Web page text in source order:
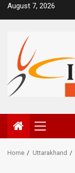
SkipAugust 7, 2026
Primary
Menu
Home Uttarakhand